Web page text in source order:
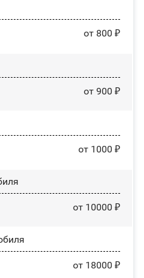
от 800 ₽
от 900 ₽
от 1000 ₽
от 10000 ₽
от 18000 ₽